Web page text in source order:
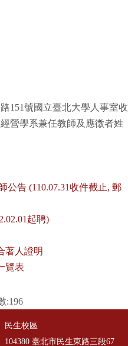
151號國立臺北大學人事室收
學系兼任教師及應徵者姓
公告 (110.07.31收件截止, 郵
起聘)
著人證明
覽表
:196
民生校區
104380 臺北市民生東路三段67